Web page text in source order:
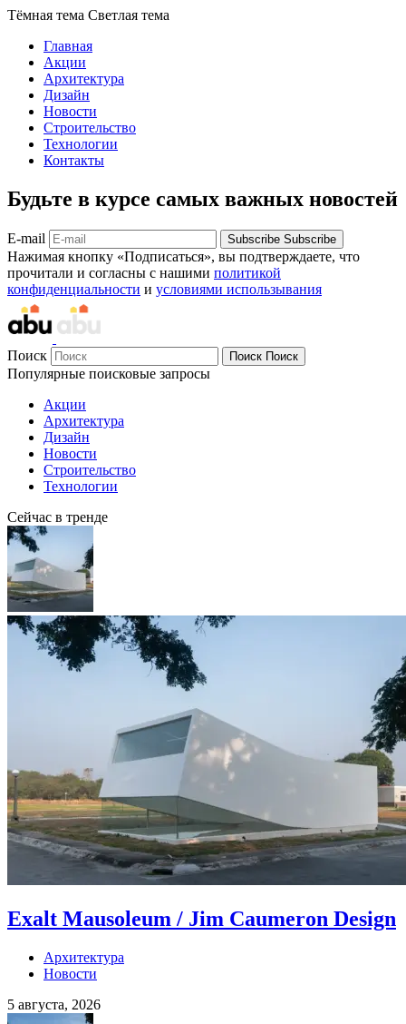
Тёмная тема Светлая тема
Главная
Акции
Архитектура
Дизайн
Новости
Строительство
Технологии
Контакты
Будьте в курсе самых важных новостей
E-mail Subscribe Subscribe
Нажимая кнопку «Подписаться», вы подтверждаете, что
прочитали и согласны с нашими политикой
конфиденциальности и условиями использывания
Поиск Поиск Поиск
Популярные поисковые запросы
Акции
Архитектура
Дизайн
Новости
Строительство
Технологии
Сейчас в тренде
Exalt Mausoleum / Jim Caumeron Design
Архитектура
Новости
5 августа, 2026